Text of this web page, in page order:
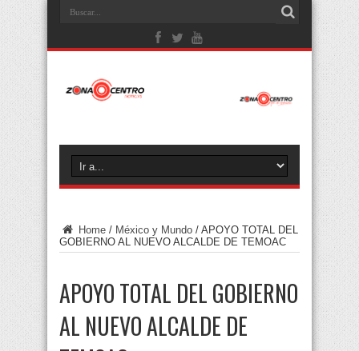
Home / México y Mundo / APOYO TOTAL DEL
GOBIERNO AL NUEVO ALCALDE DE TEMOAC
APOYO TOTAL DEL GOBIERNO
AL NUEVO ALCALDE DE